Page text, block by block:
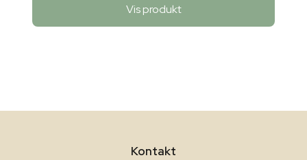
Vis produkt
Kontakt